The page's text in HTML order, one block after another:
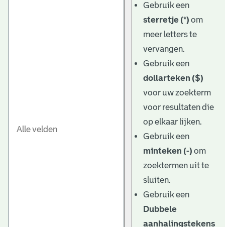
Gebruik een
sterretje (*) om
meer letters te
vervangen.
Gebruik een
dollarteken ($)
voor uw zoekterm
voor resultaten die
op elkaar lijken.
Gebruik een
minteken (-) om
zoektermen uit te
sluiten.
Gebruik een
Dubbele
aanhalingstekens